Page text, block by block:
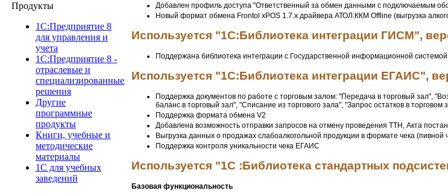
Продукты
1C:Предприятие 8
для управления и
учета
1C:Предприятие 8 -
отраслевые и
специализированные
решения
Другие
программные
продукты
Книги, учебные и
методические
материалы
1С для учебных
заведений
Добавлен профиль доступа "Ответственный за обмен данными с подключаемым
Новый формат обмена Frontol xPOS 1.7.x драйвера АТОЛ:ККМ Offline (выгрузка
Используется "1С:Библиотека интеграции ГИСМ",
Поддержана библиотека интеграции с Государственной информационной
Используется "1С:Библиотека интеграции ЕГАИС",
Поддержка документов по работе с торговым залом: "Передача в торговый зал",
баланс в торговый зал", "Списание из торгового зала", "Запрос остатков в торговом
Поддержка формата обмена V2
Добавлена возможность отправки запросов на отмену проведения ТТН, Акта
Выгрузка данных о продажах слабоалкогольной продукции в формате чека
Поддержка контроля уникальности чека ЕГАИС
Используется "1C :Библиотека стандартных
Базовая функциональность